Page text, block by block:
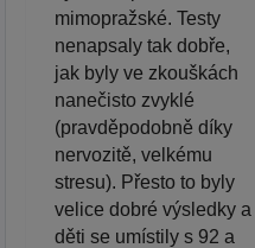
mimopražské. Testy
nenapsaly tak dobře,
jak byly ve zkouškách
nanečisto zvyklé
(pravděpodobně díky
nervozitě, velkému
stresu). Přesto to byly
velice dobré výsledky a
děti se umístily s 92 a